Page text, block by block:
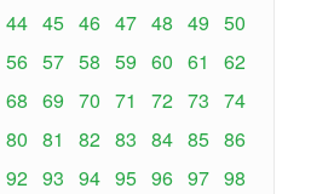
44 45 46 47 48 49 50
56 57 58 59 60 61
62
68 69 70 71 72 73 74
80 81 82 83 84 85 86
92 93 94 95 96 97 98